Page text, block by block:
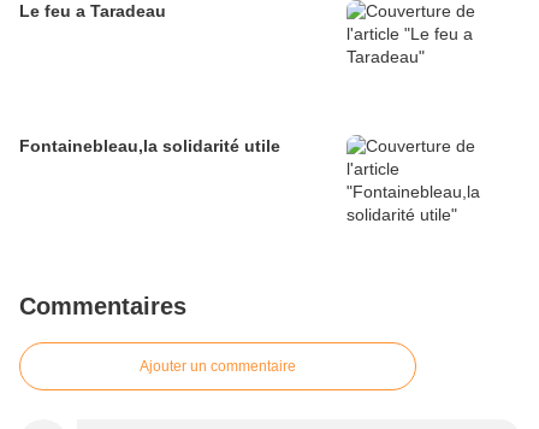
Le feu a Taradeau
Fontainebleau,la solidarité utile
Commentaires
Ajouter un commentaire